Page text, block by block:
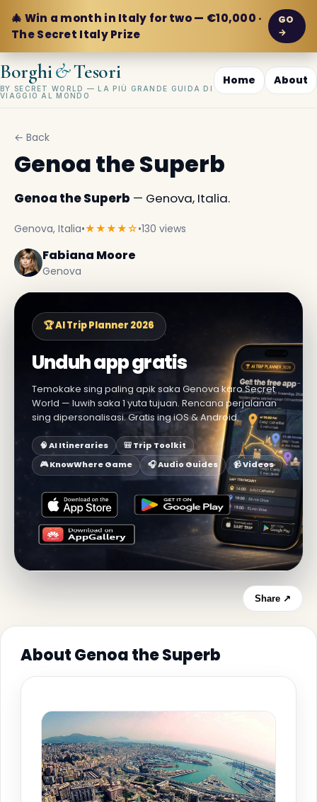
🎄 Win a month in Italy for two — €10,000 ·
The Secret Italy Prize
GO
→
Borghi&Tesori
BY SECRET WORLD — LA PIÙ GRANDE GUIDA DI
VIAGGIO AL MONDO
Home About
← Back
Genoa the Superb
Genoa the Superb — Genova, Italia.
Genova, Italia•★★★★☆•130 views
Fabiana Moore
Genova
🏆 AI Trip Planner 2026
Unduh app gratis
Temokake sing paling apik saka Genova karo Secret
World — luwih saka 1 yuta tujuan. Rencana perjalanan
sing dipersonalisasi. Gratis ing iOS & Android.
🧠 AI Itineraries
🎒 Trip Toolkit
🎮 KnowWhere Game
🎧 Audio Guides 📹 Videos
Share ↗
About Genoa the Superb